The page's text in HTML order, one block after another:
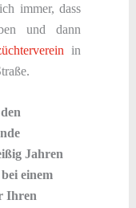
immer, dass
und dann
in
Jahren
einem
Ihren